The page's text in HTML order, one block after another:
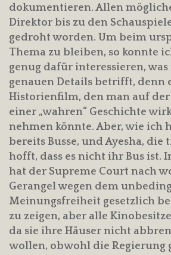
dokumentieren. Allen
Direktor bis zu den
gedroht worden. Um beim
Thema zu bleiben, so konnte
genug dafür interessieren,
genauen Details betrifft, denn
Historienfilm, den man auf
einer „wahren“ Geschichte
nehmen könnte. Aber, wie ich
bereits Busse, und Ayesha,
hofft, dass es nicht ihr Bus ist.
hat der Supreme Court nach
Gerangel wegen dem
Meinungsfreiheit gesetzlich
zu zeigen, aber alle
da sie ihre Häuser nicht
wollen, obwohl die Regierung